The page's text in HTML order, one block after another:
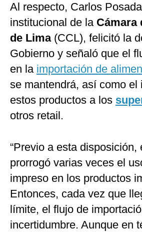
Al respecto, Carlos
institucional de laCámara
de Lima(CCL), felicitó la
Gobierno y señaló que el
en la importación de
se mantendrá, así como el
estos productos a los
otros retail.
“Previo a esta disposición,
prorrogó varias veces el
impreso en los productos
Entonces, cada vez que
límite, el flujo de
incertidumbre. Aunque en